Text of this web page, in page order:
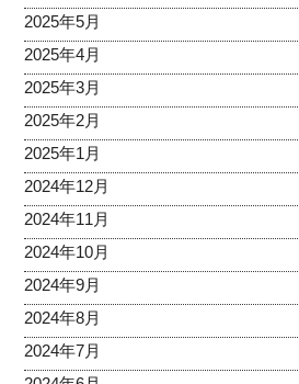
2025年5月
2025年4月
2025年3月
2025年2月
2025年1月
2024年12月
2024年11月
2024年10月
2024年9月
2024年8月
2024年7月